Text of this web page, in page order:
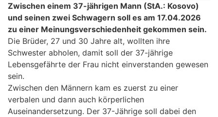
Zwischen einem 37-jährigen Mann (StA.: Kosovo)
und seinen zwei Schwagern soll es am 17.04.2026
zu einer Meinungsverschiedenheit gekommen sein.
Die Brüder, 27 und 30 Jahre alt, wollten ihre
Schwester abholen, damit soll der 37-jährige
Lebensgefährte der Frau nicht einverstanden gewesen
sein.
Zwischen den Männern kam es zuerst zu einer
verbalen und dann auch körperlichen
Auseinandersetzung. Der 37-Jährige soll dabei den